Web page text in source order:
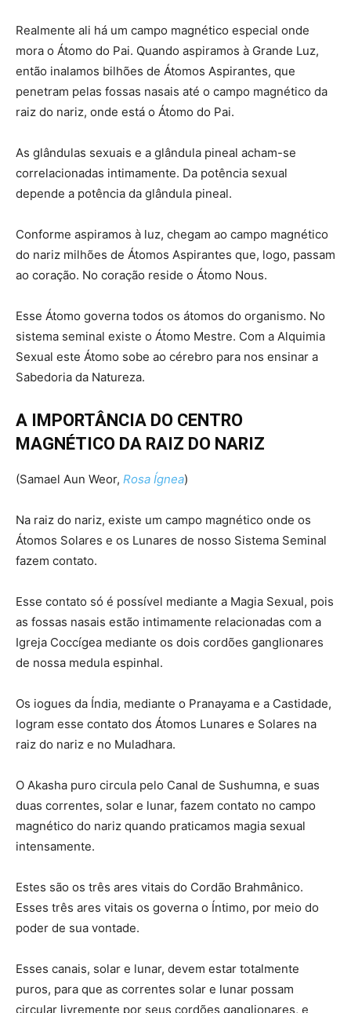
Realmente ali há um campo magnético especial onde
mora o Átomo do Pai. Quando aspiramos à Grande Luz,
então inalamos bilhões de Átomos Aspirantes, que
penetram pelas fossas nasais até o campo magnético da
raiz do nariz, onde está o Átomo do Pai.
As glândulas sexuais e a glândula pineal acham-se
correlacionadas intimamente. Da potência sexual
depende a potência da glândula pineal.
Conforme aspiramos à luz, chegam ao campo magnético
do nariz milhões de Átomos Aspirantes que, logo, passam
ao coração. No coração reside o Átomo Nous.
Esse Átomo governa todos os átomos do organismo. No
sistema seminal existe o Átomo Mestre. Com a Alquimia
Sexual este Átomo sobe ao cérebro para nos ensinar a
Sabedoria da Natureza.
A IMPORTÂNCIA DO CENTRO
MAGNÉTICO DA RAIZ DO NARIZ
(Samael Aun Weor, Rosa Ígnea)
Na raiz do nariz, existe um campo magnético onde os
Átomos Solares e os Lunares de nosso Sistema Seminal
fazem contato.
Esse contato só é possível mediante a Magia Sexual, pois
as fossas nasais estão intimamente relacionadas com a
Igreja Coccígea mediante os dois cordões ganglionares
de nossa medula espinhal.
Os iogues da Índia, mediante o Pranayama e a Castidade,
logram esse contato dos Átomos Lunares e Solares na
raiz do nariz e no Muladhara.
O Akasha puro circula pelo Canal de Sushumna, e suas
duas correntes, solar e lunar, fazem contato no campo
magnético do nariz quando praticamos magia sexual
intensamente.
Estes são os três ares vitais do Cordão Brahmânico.
Esses três ares vitais os governa o Íntimo, por meio do
poder de sua vontade.
Esses canais, solar e lunar, devem estar totalmente
puros, para que as correntes solar e lunar possam
circular livremente por seus cordões ganglionares, e